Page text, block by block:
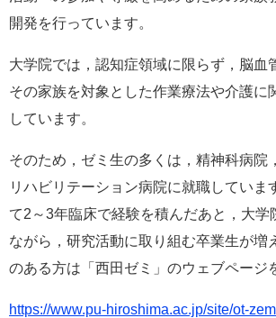
開発を行っています。
大学院では，認知症領域に限らず，脳血
その家族を対象とした作業療法や介護に
しています。
そのため，ゼミ生の多くは，精神科病院
リハビリテーション病院に就職していま
て2～3年臨床で経験を積んだあと，大学
ながら，研究活動に取り組む卒業生が増
のある方は「西田ゼミ」のウェブページ
https://www.pu-hiroshima.ac.jp/site/ot-